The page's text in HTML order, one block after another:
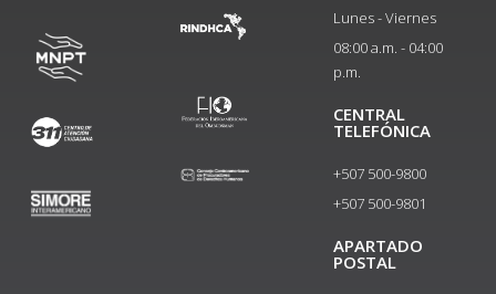
Lunes - Viernes
08:00 a.m. - 04:00
p.m.
CENTRAL
TELEFÓNICA
+507 500-9800
+507 500-9801​
APARTADO
POSTAL